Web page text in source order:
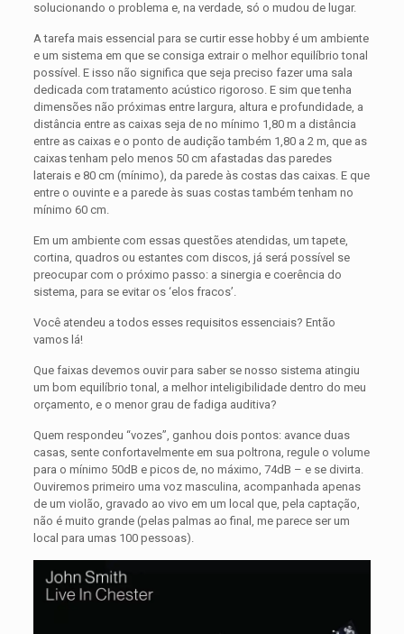
solucionando o problema e, na verdade, só o mudou de lugar.
A tarefa mais essencial para se curtir esse hobby é um ambiente
e um sistema em que se consiga extrair o melhor equilíbrio tonal
possível. E isso não significa que seja preciso fazer uma sala
dedicada com tratamento acústico rigoroso. E sim que tenha
dimensões não próximas entre largura, altura e profundidade, a
distância entre as caixas seja de no mínimo 1,80 m a distância
entre as caixas e o ponto de audição também 1,80 a 2 m, que as
caixas tenham pelo menos 50 cm afastadas das paredes
laterais e 80 cm (mínimo), da parede às costas das caixas. E que
entre o ouvinte e a parede às suas costas também tenham no
mínimo 60 cm.
Em um ambiente com essas questões atendidas, um tapete,
cortina, quadros ou estantes com discos, já será possível se
preocupar com o próximo passo: a sinergia e coerência do
sistema, para se evitar os ‘elos fracos’.
Você atendeu a todos esses requisitos essenciais? Então
vamos lá!
Que faixas devemos ouvir para saber se nosso sistema atingiu
um bom equilíbrio tonal, a melhor inteligibilidade dentro do meu
orçamento, e o menor grau de fadiga auditiva?
Quem respondeu “vozes”, ganhou dois pontos: avance duas
casas, sente confortavelmente em sua poltrona, regule o volume
para o mínimo 50dB e picos de, no máximo, 74dB – e se divirta.
Ouviremos primeiro uma voz masculina, acompanhada apenas
de um violão, gravado ao vivo em um local que, pela captação,
não é muito grande (pelas palmas ao final, me parece ser um
local para umas 100 pessoas).